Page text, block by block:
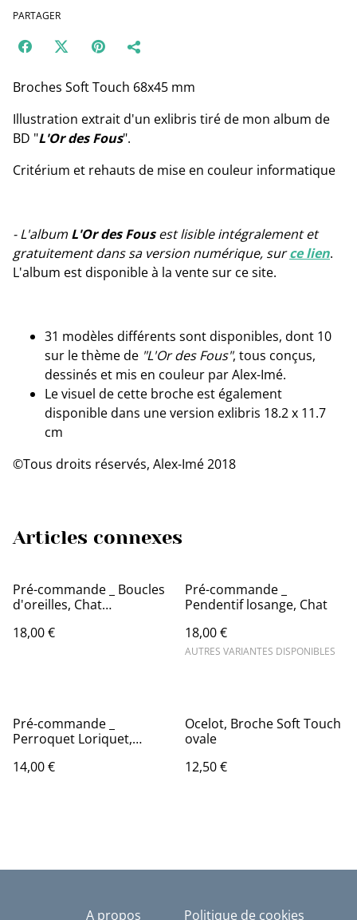
PARTAGER
Broches Soft Touch 68x45 mm
Illustration extrait d'un exlibris tiré de mon album de
BD "L'Or des Fous".
Critérium et rehauts de mise en couleur informatique
- L'album L'Or des Fousest lisible intégralement et
gratuitement dans sa version numérique, surce lien.
L'album est disponible à la vente sur ce site.
31 modèles différents sont disponibles, dont 10
sur le thème de "L'Or des Fous", tous conçus,
dessinés et mis en couleur par Alex-Imé.
Le visuel de cette broche est également
disponible dans une version exlibris 18.2 x 11.7
cm
©Tous droits réservés, Alex-Imé 2018
Articles connexes
Pré-commande _ Boucles
d'oreilles, Chat
18,00 €
Pré-commande _
Pendentif losange, Chat
18,00 €
AUTRES VARIANTES DISPONIBLES
Pré-commande _
Perroquet Loriquet,
14,00 €
Ocelot, Broche Soft Touch
ovale
12,50 €
A propos Politique de cookies